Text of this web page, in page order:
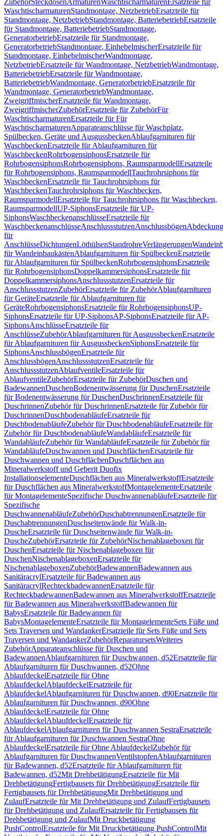
ZubehörSteckdosenArmaturenWaschtischarmaturen Ersatzteile für
WaschtischarmaturenStandmontage, NetzbetriebErsatzteile für
Standmontage, NetzbetriebStandmontage, BatteriebetriebErsatzteile
für Standmontage, BatteriebetriebStandmontage,
GeneratorbetriebErsatzteile für Standmontage,
GeneratorbetriebStandmontage, EinhebelmischerErsatzteile für
Standmontage, EinhebelmischerWandmontage,
NetzbetriebErsatzteile für Wandmontage, NetzbetriebWandmontage,
BatteriebetriebErsatzteile für Wandmontage,
BatteriebetriebWandmontage, GeneratorbetriebErsatzteile für
Wandmontage, GeneratorbetriebWandmontage,
ZweigriffmischerErsatzteile für Wandmontage,
ZweigriffmischerZubehörErsatzteile für ZubehörFür
WaschtischarmaturenErsatzteile für Für
WaschtischarmaturenApparateanschlüsse für Waschplatz,
Spülbecken, Geräte und AusgussbeckenAblaufgarnituren für
WaschbeckenErsatzteile für Ablaufgarnituren für
WaschbeckenRohrbogensiphonsErsatzteile für
RohrbogensiphonsRohrbogensiphons, RaumsparmodellErsatzteile
für Rohrbogensiphons, RaumsparmodellTauchrohrsiphons für
WaschbeckenErsatzteile für Tauchrohrsiphons für
WaschbeckenTauchrohrsiphons für Waschbecken,
RaumsparmodellErsatzteile für Tauchrohrsiphons für Waschbecken,
RaumsparmodellUP-SiphonsErsatzteile für UP-
SiphonsWaschbeckenanschlüsseErsatzteile für
WaschbeckenanschlüsseAnschlussstutzenAnschlussbögen
für
AnschlüsseDichtungenLöthülsenStandrohreVerlängerungen
für WandeinbaukästenAblaufgarnituren für SpülbeckenErsatzteile
für Ablaufgarnituren für SpülbeckenRohrbogensiphonsErsatzteile
für RohrbogensiphonsDoppelkammersiphonsErsatzteile für
DoppelkammersiphonsAnschlussstutzenErsatzteile für
AnschlussstutzenZubehörErsatzteile für ZubehörAblaufgarnituren
für GeräteErsatzteile für Ablaufgarnituren für
GeräteRohrbogensiphonsErsatzteile für RohrbogensiphonsUP-
SiphonsErsatzteile für UP-SiphonsAP-SiphonsErsatzteile für AP-
SiphonsAnschlüsseErsatzteile für
AnschlüsseZubehörAblaufgarnituren für AusgussbeckenErsatzteile
für Ablaufgarnituren für AusgussbeckenSiphonsErsatzteile für
SiphonsAnschlussbögenErsatzteile für
AnschlussbögenAnschlussstutzenErsatzteile für
AnschlussstutzenAblaufventileErsatzteile für
AblaufventileZubehörErsatzteile für ZubehörDuschen und
BadewannenDuschenBodenentwässerung für DuschenErsatzteile
für Bodenentwässerung für DuschenDuschrinnenErsatzteile für
DuschrinnenZubehör für DuschrinnenErsatzteile für Zubehör für
DuschrinnenDuschbodenabläufeErsatzteile für
DuschbodenabläufeZubehör für DuschbodenabläufeErsatzteile für
Zubehör für DuschbodenabläufeWandabläufeErsatzteile für
WandabläufeZubehör für WandabläufeErsatzteile für Zubehör für
WandabläufeDuschwannen und DuschflächenErsatzteile für
Duschwannen und DuschflächenDuschflächen aus
Mineralwerkstoff und Geberit Duofix
InstallationselementeDuschflächen aus MineralwerkstoffErsatzteile
für Duschflächen aus MineralwerkstoffMontagelementeErsatzteile
für MontagelementeSpezifische DuschwannenabläufeErsatzteile für
Spezifische
DuschwannenabläufeZubehörDuschabtrennungenErsatzteile für
DuschabtrennungenDuschseitenwände für Walk-in-
DuscheErsatzteile für Duschseitenwände für Walk-in-
DuscheZubehörErsatzteile für ZubehörNischenablageboxen für
DuschenErsatzteile für Nischenablageboxen für
DuschenNischenablageboxenErsatzteile für
NischenablageboxenZubehörBadewannenBadewannen aus
SanitäracrylErsatzteile für Badewannen aus
SanitäracrylRechteckbadewannenErsatzteile für
RechteckbadewannenBadewannen aus MineralwerkstoffErsatzteile
für Badewannen aus MineralwerkstoffBadewannen für
BabysErsatzteile für Badewannen für
BabysMontagelementeErsatzteile für MontagelementeSets Füße und
Sets Traversen und WandankerErsatzteile für Sets Füße und Sets
Traversen und WandankerZubehörReparatursetsWeiteres
ZubehörApparateanschlüsse für Duschen und
BadewannenAblaufgarnituren für Duschwannen, d52Ersatzteile für
Ablaufgarnituren für Duschwannen, d52Ohne
AblaufdeckelErsatzteile für Ohne
AblaufdeckelAblaufdeckelErsatzteile für
AblaufdeckelAblaufgarnituren für Duschwannen, d90Ersatzteile für
Ablaufgarnituren für Duschwannen, d90Ohne
AblaufdeckelErsatzteile für Ohne
AblaufdeckelAblaufdeckelErsatzteile für
AblaufdeckelAblaufgarnituren für Duschwannen SestraErsatzteile
für Ablaufgarnituren für Duschwannen SestraOhne
AblaufdeckelErsatzteile für Ohne AblaufdeckelZubehör für
Ablaufgarnituren für DuschwannenVentilstopfenAblaufgarnituren
für Badewannen, d52Ersatzteile für Ablaufgarnituren für
Badewannen, d52Mit DrehbetätigungErsatzteile für Mit
DrehbetätigungFertigbausets für DrehbetätigungErsatzteile für
Fertigbausets für DrehbetätigungMit Drehbetätigung und
ZulaufErsatzteile für Mit Drehbetätigung und ZulaufFertigbausets
für Drehbetätigung und ZulaufErsatzteile für Fertigbausets für
Drehbetätigung und ZulaufMit Druckbetätigung
PushControlErsatzteile für Mit Druckbetätigung PushControlMit